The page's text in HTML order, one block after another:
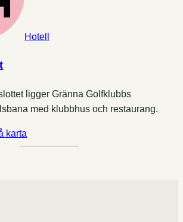
Hotell
ligger Gränna Golfklubbs
med klubbhus och restaurang.
karta